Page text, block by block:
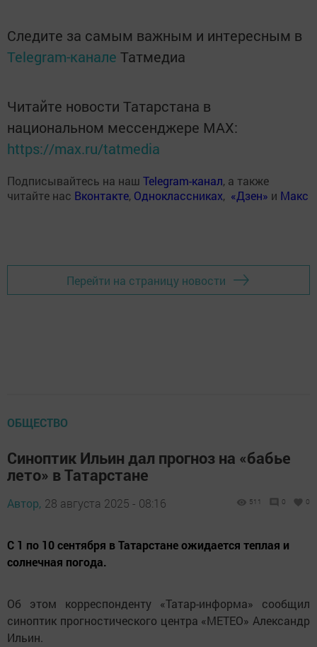
Следите за самым важным и интересным в
Telegram-канале Татмедиа
Читайте новости Татарстана в
национальном мессенджере MАХ:
https://max.ru/tatmedia
Подписывайтесь на наш Telegram-канал, а также
читайте нас Вконтакте, Одноклассниках, «Дзен» и Макс
Перейти на страницу новости
ОБЩЕСТВО
Синоптик Ильин дал прогноз на «бабье
лето» в Татарстане
Автор, 28 августа 2025 - 08:16 511 0 0
С 1 по 10 сентября в Татарстане ожидается теплая и
солнечная погода.
Об этом корреспонденту «Татар-информа» сообщил
синоптик прогностического центра «МЕТЕО» Александр
Ильин.